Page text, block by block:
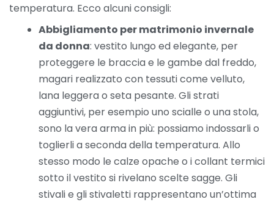
temperatura. Ecco alcuni consigli:
Abbigliamento per matrimonio invernale
da donna: vestito lungo ed elegante, per
proteggere le braccia e le gambe dal freddo,
magari realizzato con tessuti come velluto,
lana leggera o seta pesante. Gli strati
aggiuntivi, per esempio uno scialle o una stola,
sono la vera arma in più: possiamo indossarli o
toglierli a seconda della temperatura. Allo
stesso modo le calze opache o i collant termici
sotto il vestito si rivelano scelte sagge. Gli
stivali e gli stivaletti rappresentano un’ottima